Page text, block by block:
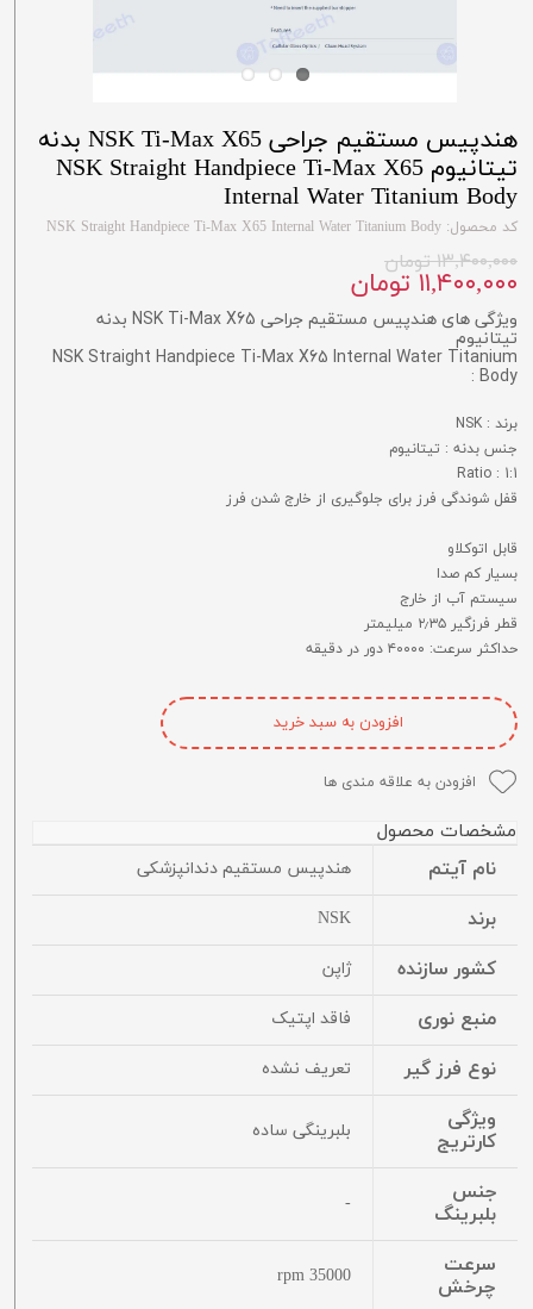
هندپیس مستقیم جراحی NSK Ti-Max X65 بدنه
تیتانیوم NSK Straight Handpiece Ti-Max X65
Internal Water Titanium Body
کد محصول: NSK Straight Handpiece Ti-Max X65 Internal Water Titanium Body
۱۳,۴۰۰,۰۰۰ تومان
۱۱,۴۰۰,۰۰۰ تومان
ویژگی های هندپیس مستقیم جراحی NSK Ti-Max X65 بدنه
تیتانیوم
NSK Straight Handpiece Ti-Max X65 Internal Water Titanium
Body :
برند : NSK
جنس بدنه : تیتانیوم
Ratio : 1:1
قفل شوندگی فرز برای جلوگیری از خارج شدن فرز
قابل اتوکلاو
بسیار کم صدا
سیستم آب از خارج
قطر فرزگیر ۲٫۳۵ میلیمتر
حداکثر سرعت: ۴۰۰۰۰ دور در دقیقه
افزودن به سبد خرید
افزودن به علاقه مندی ها
مشخصات محصول
نام آیتم هندپیس مستقیم دندانپزشکی
برند NSK
کشور سازنده ژاپن
منبع نوری فاقد اپتیک
نوع فرز گیر تعریف نشده
ویژگی
کارتریج
بلبرینگی ساده
جنس
بلبرینگ
-
سرعت
چرخش
35000 rpm